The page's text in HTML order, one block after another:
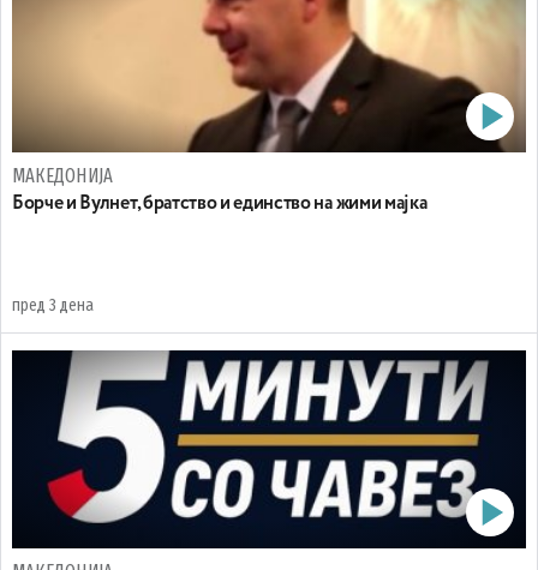
МАКЕДОНИЈА
Борче и Вулнет, братство и единство на жими мајка
пред 3 дена